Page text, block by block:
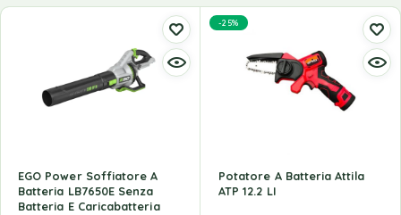
EGO Power Soffiatore A
Batteria LB7650E Senza
Batteria E Caricabatteria
-25%
Potatore A Batteria Attila
ATP 12.2 LI